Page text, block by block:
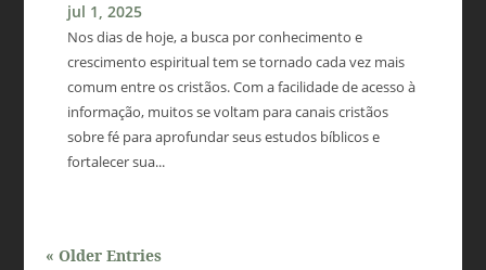
jul 1, 2025
Nos dias de hoje, a busca por conhecimento e
crescimento espiritual tem se tornado cada vez mais
comum entre os cristãos. Com a facilidade de acesso à
informação, muitos se voltam para canais cristãos
sobre fé para aprofundar seus estudos bíblicos e
fortalecer sua...
« Older Entries